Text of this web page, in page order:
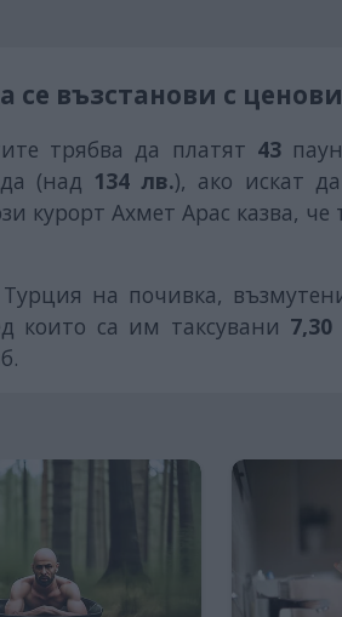
се възстанови с
трябва да платят 43
(над 134 лв.), ако искат
курорт Ахмет Арас казва,
на почивка,
които са им таксувани 7,30